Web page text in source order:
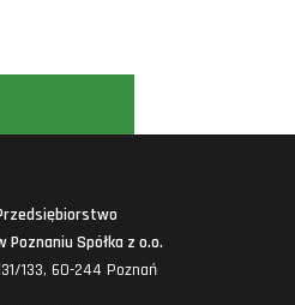
Poznaniu Spółka z o.o.
133, 60-244 Poznań